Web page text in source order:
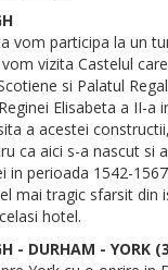
vom participa la un
vizita Castelul
si Palatul
Elisabeta a II-a
a acestei
ca aici s-a nascut si
in perioada 1542-
mai tragic sfarsit din
hotel.
- DURHAM - YORK